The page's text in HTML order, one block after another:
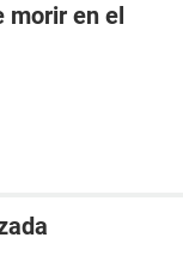
morir en el